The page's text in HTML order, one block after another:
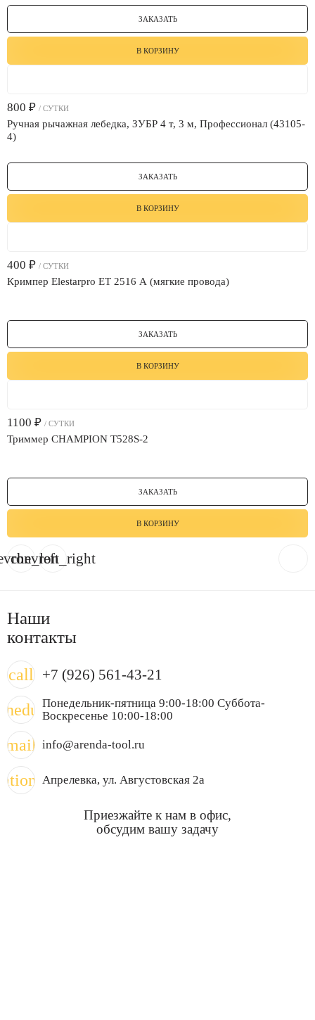
ЗАКАЗАТЬ
В КОРЗИНУ
800 ₽ / СУТКИ
Ручная рычажная лебедка, ЗУБР 4 т, 3 м, Профессионал (43105-
4)
ЗАКАЗАТЬ
В КОРЗИНУ
400 ₽ / СУТКИ
Кримпер Elestarpro ET 2516 A (мягкие провода)
ЗАКАЗАТЬ
В КОРЗИНУ
1100 ₽ / СУТКИ
Триммер CHAMPION Т528S-2
ЗАКАЗАТЬ
В КОРЗИНУ
chevron_right
Наши
контакты
call +7 (926) 561-43-21
Понедельник-пятница 9:00-18:00 Суббота-
Воскресенье 10:00-18:00
mail info@arenda-tool.ru
Апрелевка, ул. Августовская 2а
Приезжайте к нам в офис,
обсудим вашу задачу